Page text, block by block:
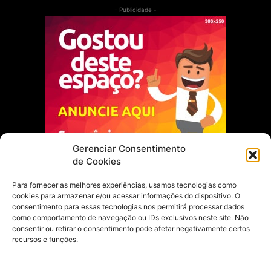
Gerenciar Consentimento
de Cookies
Para fornecer as melhores experiências, usamos tecnologias como
cookies para armazenar e/ou acessar informações do dispositivo. O
consentimento para essas tecnologias nos permitirá processar dados
como comportamento de navegação ou IDs exclusivos neste site. Não
consentir ou retirar o consentimento pode afetar negativamente certos
recursos e funções.
- Publicidade -
Escolha do Editor
Justiça Itinerante garante regularização
fundiária e casamento comunitário para
famílias em Portel